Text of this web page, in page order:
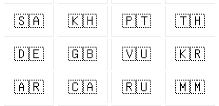
🇸🇦 🇰🇭 🇵🇹 🇹🇭
🇩🇪 🇬🇧 🇻🇺 🇰🇷
🇦🇷 🇨🇦 🇷🇺 🇲🇲